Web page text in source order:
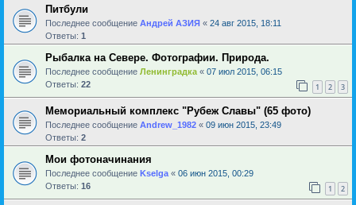
Питбули
Последнее сообщение Андрей АЗИЯ « 24 авг 2015, 18:11
Ответы: 1
Рыбалка на Севере. Фотографии. Природа.
Последнее сообщение Ленинградка « 07 июл 2015, 06:15
Ответы: 22 1 2 3
Мемориальный комплекс "Рубеж Славы" (65 фото)
Последнее сообщение Andrew_1982 « 09 июн 2015, 23:49
Ответы: 2
Мои фотоначинания
Последнее сообщение Kselga « 06 июн 2015, 00:29
Ответы: 16 1 2